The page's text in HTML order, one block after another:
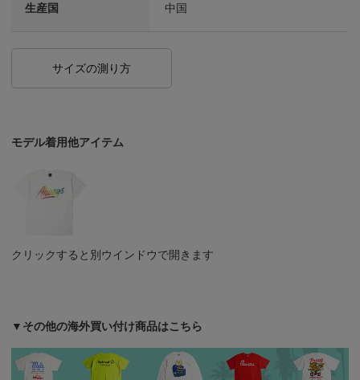
生産国 中国
サイズの測り方
モデル着用他アイテム
クリックすると別ウインドウで開きます
▼その他の海外買い付け商品はこちら